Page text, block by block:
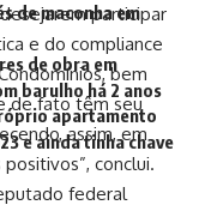
de maconha em
de obra em
barulho há 2 anos
apartamento
e ainda tinha chave
participar
e do compliance
bem
de fato têm seu
assim, em
conclui.
federal